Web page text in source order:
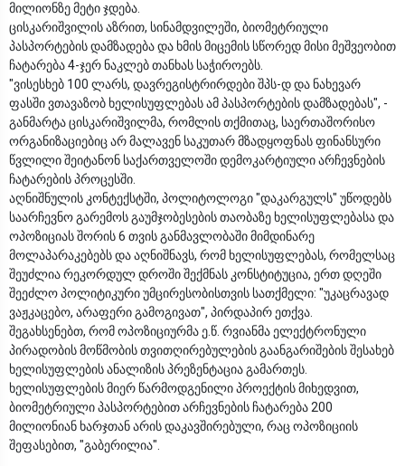
მილიონზე მეტი ჯდება.
ცისკარიშვილის აზრით, სინამდვილეში, ბიომეტრიული
პასპორტების დამზადება და ხმის მიცემის სწორედ მისი მეშვეობით
ჩატარება 4-ჯერ ნაკლებ თანხას საჭიროებს.
"ვისესხებ 100 ლარს, დავრეგისტრირდები შპს-დ და ნახევარ
ფასში ვთავაზობ ხელისუფლებას ამ პასპორტების დამზადებას", -
განმარტა ცისკარიშვილმა, რომლის თქმითაც, საერთაშორისო
ორგანიზაციებიც არ მალავენ საკუთარ მზადყოფნას ფინანსური
წვლილი შეიტანონ საქართველოში დემოკარტიული არჩევნების
ჩატარების პროცესში.
აღნიშნულის კონტექსტში, პოლიტოლოგი "დაკარგულს" უწოდებს
საარჩევნო გარემოს გაუმჯობესების თაობაზე ხელისუფლებასა და
ოპოზიციას შორის 6 თვის განმავლობაში მიმდინარე
მოლაპარაკებებს და აღნიშნავს, რომ ხელისუფლებას, რომელსაც
შეუძლია რეკორდულ დროში შექმნას კონსტიტუცია, ერთ დღეში
შეეძლო პოლიტიკური უმცირესობისთვის სათქმელი: "უკაცრავად
ვაჟკაცებო, არაფერი გამოგივათ", პირდაპირ ეთქვა.
შეგახსენებთ, რომ ოპოზიციურმა ე.წ. რვიანმა ელექტრონული
პირადობის მოწმობის თვითღირებულების გაანგარიშების შესახებ
ხელისუფლების ანალიზის პრეზენტაცია გამართეს.
ხელისუფლების მიერ წარმოდგენილი პროექტის მიხედვით,
ბიომეტრიული პასპორტებით არჩევნების ჩატარება 200
მილიონიან ხარჯთან არის დაკავშირებული, რაც ოპოზიციის
შეფასებით, "გაბერილია".